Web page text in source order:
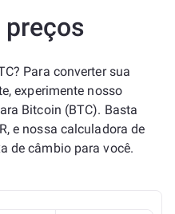
preços
Para converter sua
experimente nosso
Bitcoin (BTC). Basta
e nossa calculadora de
de câmbio para você.